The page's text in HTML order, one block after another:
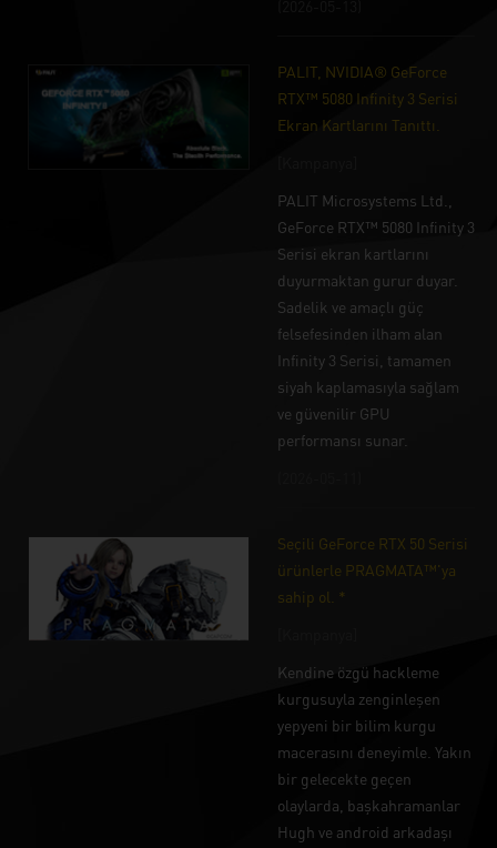
PALIT, NVIDIA® GeForce
RTX™ 5080 Infinity 3 Serisi
Ekran Kartlarını Tanıttı.
PALIT Microsystems Ltd.,
GeForce RTX™ 5080 Infinity 3
Serisi ekran kartlarını
duyurmaktan gurur duyar.
Sadelik ve amaçlı güç
felsefesinden ilham alan
Infinity 3 Serisi, tamamen
siyah kaplamasıyla sağlam
ve güvenilir GPU
performansı sunar.
Seçili GeForce RTX 50 Serisi
ürünlerle PRAGMATA™'ya
sahip ol. *
Kendine özgü hackleme
kurgusuyla zenginleşen
yepyeni bir bilim kurgu
macerasını deneyimle. Yakın
bir gelecekte geçen
olaylarda, başkahramanlar
Hugh ve android arkadaşı